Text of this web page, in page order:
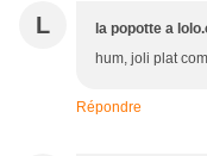
L la popotte a
hum, joli plat
Répondre